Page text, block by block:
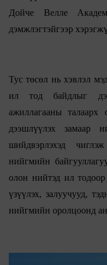
Дойче Велле
дэмжлэгтэйгээр
Тус төсөл нь хэвлэл
ил тод байдлыг
ажиллагааны талаарх
дээшлүүлэх замаар
шийдвэрлэхэд
нийгмийн
олон нийтэд ил тодоор
үзүүлэх, залуучууд,
нийгмийн оролцоонд